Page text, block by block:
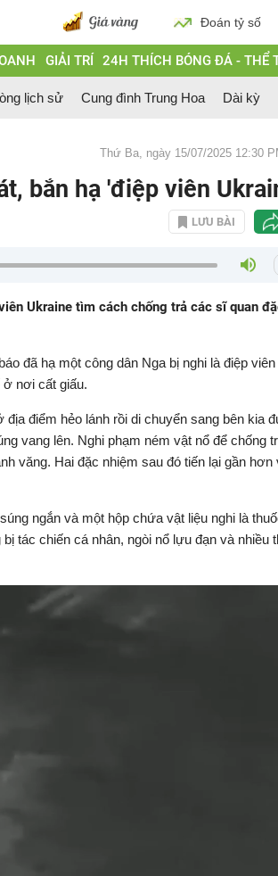
Đoán tỷ số
GIẢI TRÍ 24H THÍCH BÓNG ĐÁ - THỂ
lịch sử Cung đình Trung Hoa Dài kỳ
Thứ Ba, ngày 15/07/2025 12:30
bắn hạ 'điệp viên
LƯU BÀI
Ukraine tìm cách chống trả các sĩ quan
đã hạ một công dân Nga bị nghi là điệp
nơi cất giấu.
điểm hẻo lánh rồi di chuyển sang bên kia
vang lên. Nghi phạm ném vật nổ để chống
văng. Hai đặc nhiệm sau đó tiến lại gần hơn
ngắn và một hộp chứa vật liệu nghi là
tác chiến cá nhân, ngòi nổ lựu đạn và nhiều